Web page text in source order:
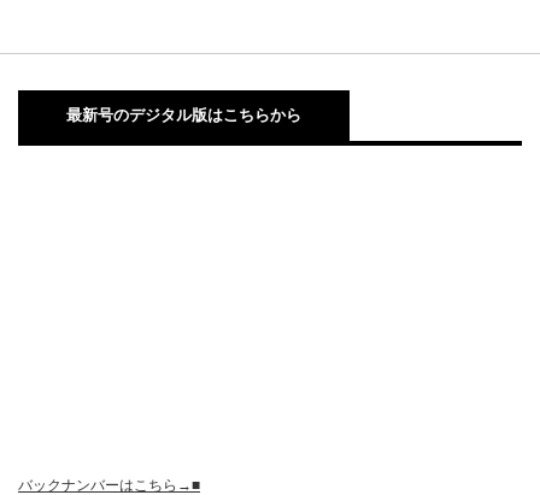
最新号のデジタル版はこちらから
バックナンバーはこちら→■